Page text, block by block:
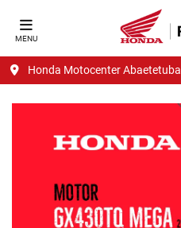
MENU
Honda Motocenter Abaetetuba